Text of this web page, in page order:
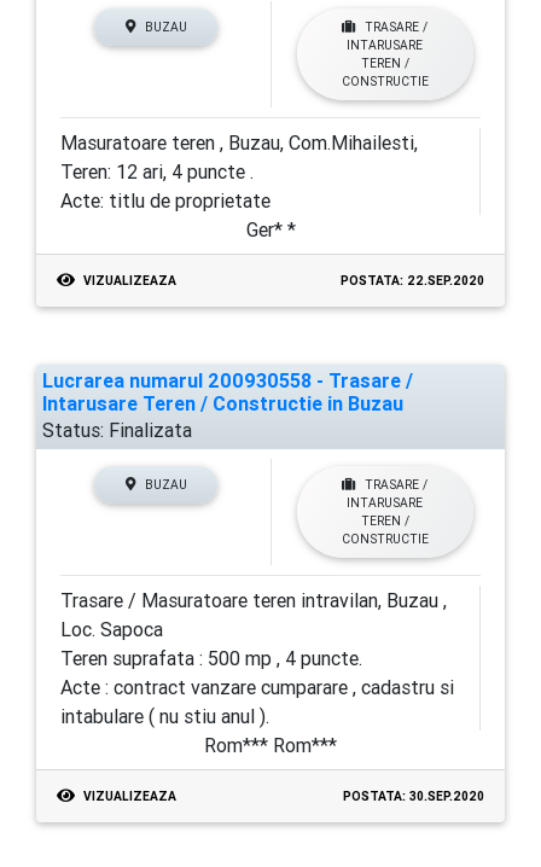
BUZAU
TRASARE /
INTARUSARE
TEREN /
CONSTRUCTIE
Masuratoare teren , Buzau, Com.Mihailesti,
Teren: 12 ari, 4 puncte .
Acte: titlu de proprietate
Ger* *
VIZUALIZEAZA POSTATA: 22.SEP.2020
Lucrarea numarul 200930558 - Trasare /
Intarusare Teren / Constructie in Buzau
Status: Finalizata
BUZAU
TRASARE /
INTARUSARE
TEREN /
CONSTRUCTIE
Trasare / Masuratoare teren intravilan, Buzau ,
Loc. Sapoca
Teren suprafata : 500 mp , 4 puncte.
Acte : contract vanzare cumparare , cadastru si
intabulare ( nu stiu anul ).
Rom*** Rom***
VIZUALIZEAZA POSTATA: 30.SEP.2020